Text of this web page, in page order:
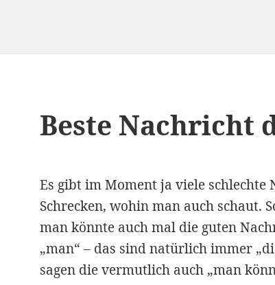
Beste Nachricht
Es gibt im Moment ja viele schlechte
Schrecken, wohin man auch schaut.
man könnte auch mal die guten
„man“ – das sind natürlich immer
sagen die vermutlich auch „man